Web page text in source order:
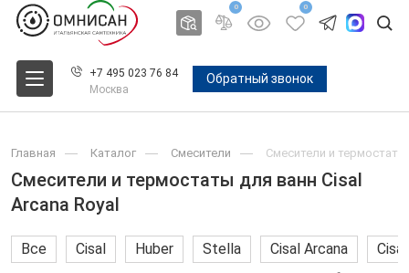
0 0
+7 495 023 76 84
Москва
Обратный звонок
Главная Каталог Смесители Смесители и
Смесители и термостаты для ванн Cisal
Arcana Royal
Все Cisal Huber Stella Cisal Arcana